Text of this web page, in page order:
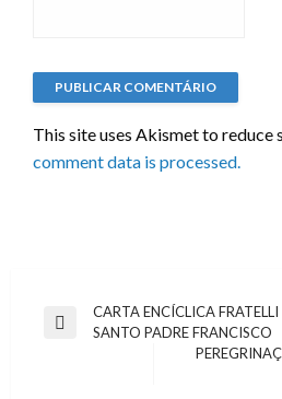
This site uses Akismet to reduce
comment data is processed.
Navegação
Previous
CARTA ENCÍCLICA
SANTO PADRE FRANCISCO